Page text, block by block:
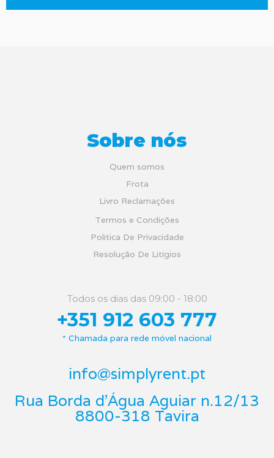
Sobre nós
Quem somos
Frota
Livro Reclamações
Termos e Condições
Política De Privacidade
Resolução De Litígios
Todos os dias das 09:00 - 18:00
+351 912 603 777
* Chamada para rede móvel nacional
info@simplyrent.pt
Rua Borda d'Água Aguiar n.12/13
8800-318 Tavira